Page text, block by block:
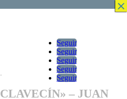
Seguir
Seguir
Seguir
Seguir
Seguir
– JUAN
×
×
×
×
×
×
×
×